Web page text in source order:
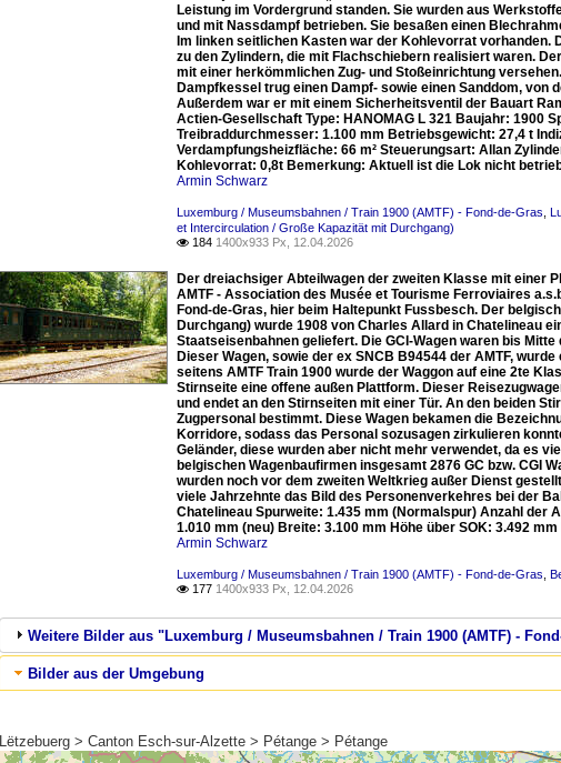
Leistung im Vordergrund standen. Sie wurden aus
und mit Nassdampf betrieben. Sie besaßen einen
Im linken seitlichen Kasten war der Kohlevorrat
zu den Zylindern, die mit Flachschiebern realisiert waren.
mit einer herkömmlichen Zug- und Stoßeinrichtung
Dampfkessel trug einen Dampf- sowie einen Sanddom,
Außerdem war er mit einem Sicherheitsventil der Bauart
Actien-Gesellschaft Type: HANOMAG L 321 Baujahr: 1900
Treibraddurchmesser: 1.100 mm Betriebsgewicht: 27,4 t
Verdampfungsheizfläche: 66 m² Steuerungsart: Allan
Kohlevorrat: 0,8t Bemerkung: Aktuell ist die Lok nicht
Armin Schwarz
Luxemburg / Museumsbahnen / Train 1900 (AMTF) - Fond-de-Gras
et Intercirculation / Große Kapazität mit Durchgang)
 184 1400x933 Px, 12.04.2026
Der dreiachsiger Abteilwagen der zweiten Klasse mit einer
AMTF - Association des Musée et Tourisme Ferroviaires
Fond-de-Gras, hier beim Haltepunkt Fussbesch. Der
Durchgang) wurde 1908 von Charles Allard in Chatelineau
Staatseisenbahnen geliefert. Die GCI-Wagen waren bis
Dieser Wagen, sowie der ex SNCB B94544 der AMTF,
seitens AMTF Train 1900 wurde der Waggon auf eine 2te
Stirnseite eine offene außen Plattform. Dieser
und endet an den Stirnseiten mit einer Tür. An den beiden
Zugpersonal bestimmt. Diese Wagen bekamen die
Korridore, sodass das Personal sozusagen zirkulieren
Geländer, diese wurden aber nicht mehr verwendet, da es
belgischen Wagenbaufirmen insgesamt 2876 GC bzw. CGI
wurden noch vor dem zweiten Weltkrieg außer Dienst
viele Jahrzehnte das Bild des Personenverkehres bei der
Chatelineau Spurweite: 1.435 mm (Normalspur) Anzahl der
1.010 mm (neu) Breite: 3.100 mm Höhe über SOK: 3.492
Armin Schwarz
Luxemburg / Museumsbahnen / Train 1900 (AMTF) - Fond-de-Gras
 177 1400x933 Px, 12.04.2026
Weitere Bilder aus "Luxemburg / Museumsbahnen / Train 1900 (AMTF) -
Bilder aus der Umgebung
Lëtzebuerg > Canton Esch-sur-Alzette > Pétange > Pétange